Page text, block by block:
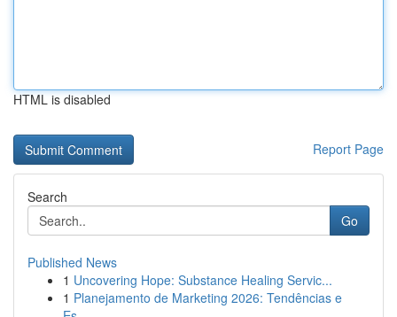
HTML is disabled
Report Page
Search
Go
Published News
1 Uncovering Hope: Substance Healing Servic...
1 Planejamento de Marketing 2026: Tendências e